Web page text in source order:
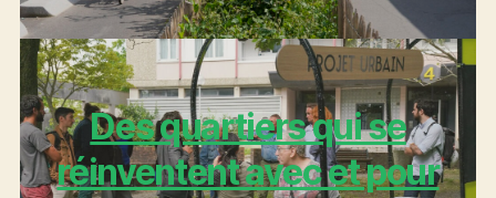
Des quartiers qui se
réinventent avec et pour